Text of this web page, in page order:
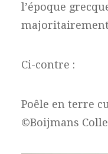
l’époque
Ci-contre :
Poêle en terre
©Boijmans